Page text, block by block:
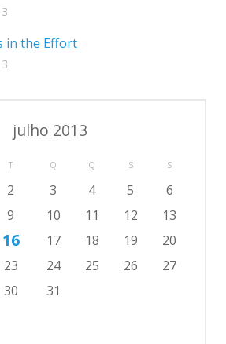
in the Effort
julho 2013
T Q Q S S
2 3 4 5
6
9 10 11 12
13
16 17 18 19
20
23 24 25 26
27
30 31